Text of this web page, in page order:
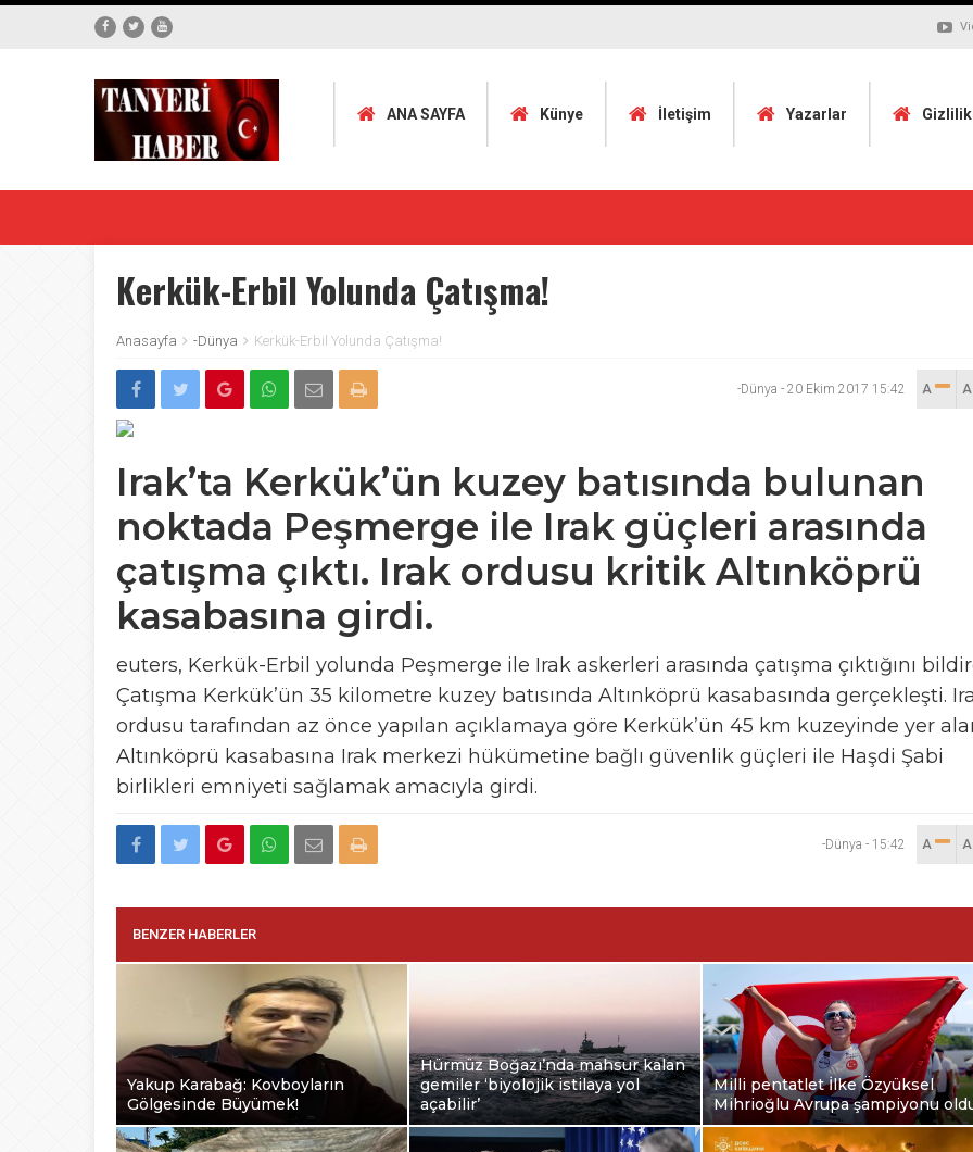
ANA SAYFA Künye İletişim Yazarlar
Kerkük-Erbil Yolunda Çatışma!
Anasayfa -Dünya Kerkük-Erbil Yolunda Çatışma!
-Dünya - 20 Ekim 2017 15:42 A
Irak’ta Kerkük’ün kuzey batısında bulunan
noktada Peşmerge ile Irak güçleri arasında
çatışma çıktı. Irak ordusu kritik Altınköprü
kasabasına girdi.
euters, Kerkük-Erbil yolunda Peşmerge ile Irak askerleri arasında çatışma çıktığını
Çatışma Kerkük’ün 35 kilometre kuzey batısında Altınköprü kasabasında gerçekleşti.
ordusu tarafından az önce yapılan açıklamaya göre Kerkük’ün 45 km kuzeyinde yer
Altınköprü kasabasına Irak merkezi hükümetine bağlı güvenlik güçleri ile Haşdi Şabi
birlikleri emniyeti sağlamak amacıyla girdi.
-Dünya - 15:42 A
BENZER HABERLER
Yakup Karabağ: Kovboyların
Gölgesinde Büyümek!
Hürmüz Boğazı’nda mahsur kalan
gemiler ‘biyolojik istilaya yol
açabilir’
Milli pentatlet İlke Özyüksel
Mihrioğlu Avrupa şampiyonu